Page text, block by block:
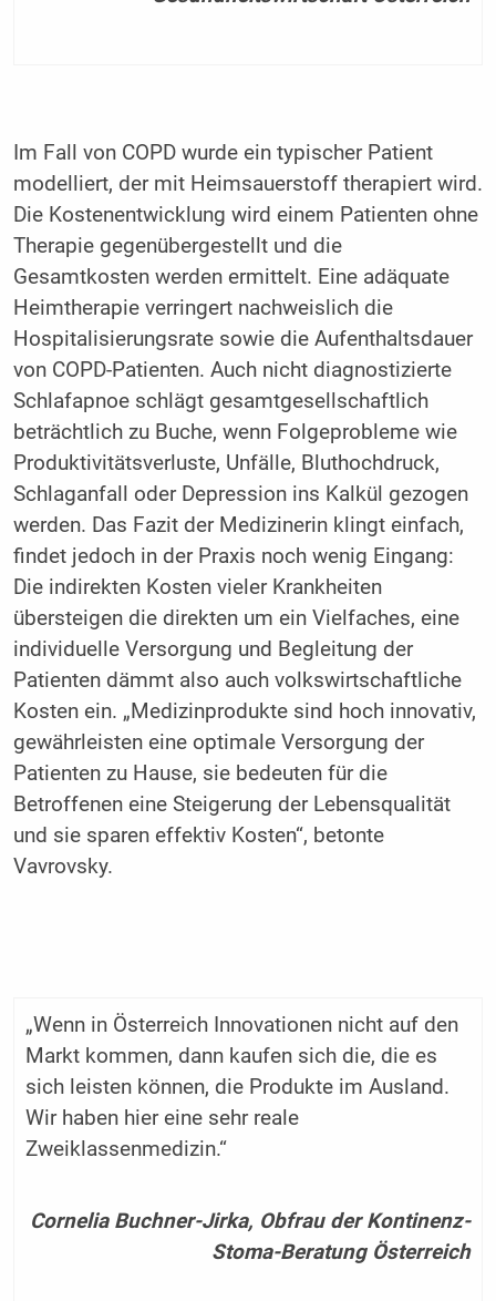
Im Fall von COPD wurde ein typischer Patient
modelliert, der mit Heimsauerstoff therapiert wird.
Die Kostenentwicklung wird einem Patienten ohne
Therapie gegenübergestellt und die
Gesamtkosten werden ermittelt. Eine adäquate
Heimtherapie verringert nachweislich die
Hospitalisierungsrate sowie die Aufenthaltsdauer
von COPD-Patienten. Auch nicht diagnostizierte
Schlafapnoe schlägt gesamtgesellschaftlich
beträchtlich zu Buche, wenn Folgeprobleme wie
Produktivitätsverluste, Unfälle, Bluthochdruck,
Schlaganfall oder Depression ins Kalkül gezogen
werden. Das Fazit der Medizinerin klingt einfach,
findet jedoch in der Praxis noch wenig Eingang:
Die indirekten Kosten vieler Krankheiten
übersteigen die direkten um ein Vielfaches, eine
individuelle Versorgung und Begleitung der
Patienten dämmt also auch volkswirtschaftliche
Kosten ein. „Medizinprodukte sind hoch innovativ,
gewährleisten eine optimale Versorgung der
Patienten zu Hause, sie bedeuten für die
Betroffenen eine Steigerung der Lebensqualität
und sie sparen effektiv Kosten“, betonte
Vavrovsky.
„Wenn in Österreich Innovationen nicht auf den
Markt kommen, dann kaufen sich die, die es
sich leisten können, die Produkte im Ausland.
Wir haben hier eine sehr reale
Zweiklassenmedizin.“
Cornelia Buchner-Jirka, Obfrau der Kontinenz-
Stoma-Beratung Österreich